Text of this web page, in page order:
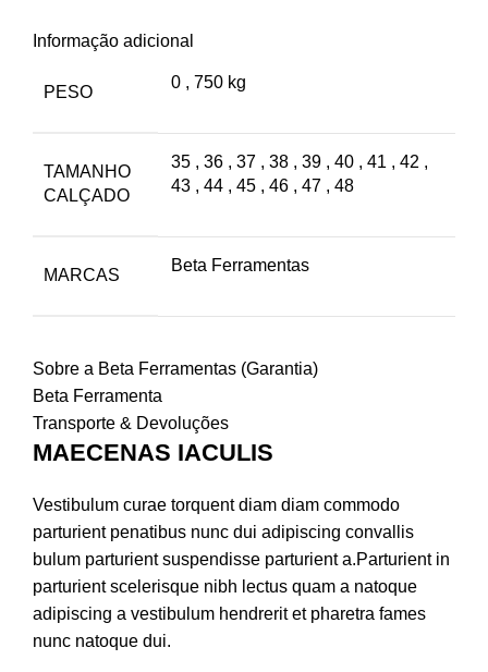
Informação adicional
PESO
0 , 750 kg
TAMANHO
CALÇADO
35 , 36 , 37 , 38 , 39 , 40 , 41 , 42 ,
43 , 44 , 45 , 46 , 47 , 48
MARCAS
Beta Ferramentas
Sobre a Beta Ferramentas (Garantia)
Beta Ferramenta
Transporte & Devoluções
MAECENAS IACULIS
Vestibulum curae torquent diam diam commodo
parturient penatibus nunc dui adipiscing convallis
bulum parturient suspendisse parturient a.Parturient in
parturient scelerisque nibh lectus quam a natoque
adipiscing a vestibulum hendrerit et pharetra fames
nunc natoque dui.